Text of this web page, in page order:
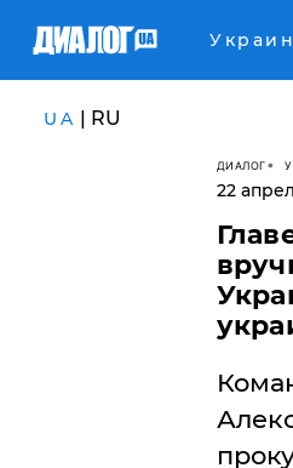
UA | RU
ДИАЛОГ
22